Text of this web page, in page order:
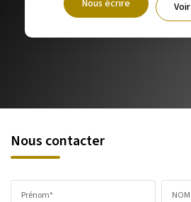
Nous écrire
Nous contacter
Prénom*